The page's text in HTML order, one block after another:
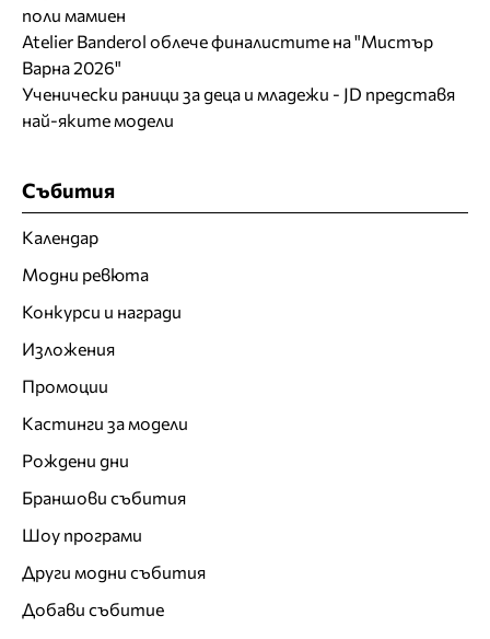
поли мамиен
Atelier Banderol облече финалистите на "Мистър
Варна 2026"
Ученически раници за деца и младежи - JD представя
най-яките модели
Събития
Календар
Модни ревюта
Конкурси и награди
Изложения
Промоции
Кастинги за модели
Рождени дни
Браншови събития
Шоу програми
Други модни събития
Добави събитие